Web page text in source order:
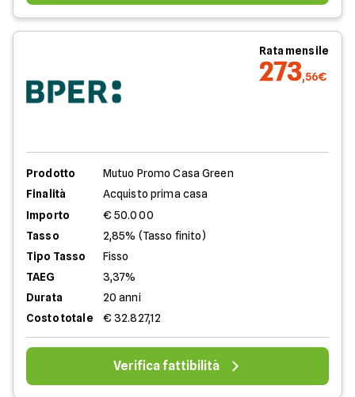
Rata mensile
273,56€
Prodotto
Mutuo Promo Casa Green
Finalità
Acquisto prima casa
Importo
€ 50.000
Tasso
2,85% (Tasso finito)
Tipo Tasso
Fisso
TAEG
3,37%
Durata
20 anni
Costo totale
€ 32.827,12
Verifica fattibilità